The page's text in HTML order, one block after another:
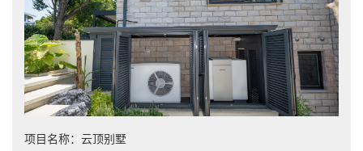
项目名称： 云顶别墅